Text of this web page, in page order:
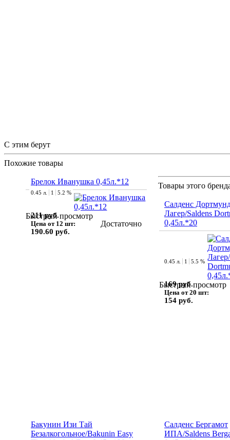
С этим берут
Похожие товары
Брелок Иванушка 0,45л.*12
Быстрый просмотр
0.45 л. 1 5.2 %
211 руб.
Цена от 12 шт:
190.60 руб.
Достаточно
Товары этого
Салденс
Лагер/Saldens
0,45л.*20
Быстрый просмотр
0.45 л. 1 5.5 %
169 руб.
Цена от 20 шт:
154 руб.
Бакунин Изи Тай
Безалкогольное/Bakunin Easy
Салденс Бергамот
ИПА/Saldens